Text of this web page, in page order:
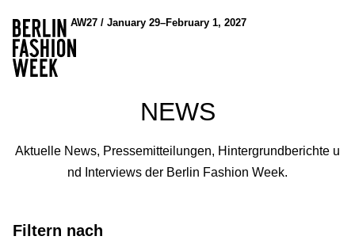
AW27 / January 29–February 1, 2027
NEWS
Aktuelle News, Pressemitteilungen, Hintergrundberichte u
nd Interviews der Berlin Fashion Week.
Filtern nach